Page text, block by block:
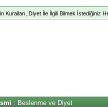
Kuralları, Diyet İle İlgili Bilmek İstediğiniz
: Beslenme ve Diyet